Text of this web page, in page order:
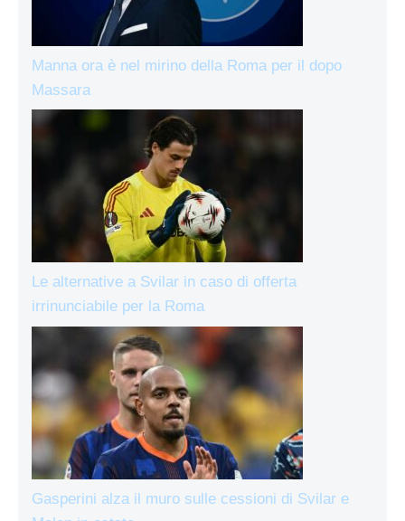
Manna ora è nel mirino della Roma per il dopo
Massara
Le alternative a Svilar in caso di offerta
irrinunciabile per la Roma
Gasperini alza il muro sulle cessioni di Svilar e